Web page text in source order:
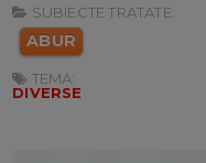
SUBIECTE TRATATE:
ABUR
TEMA:
DIVERSE